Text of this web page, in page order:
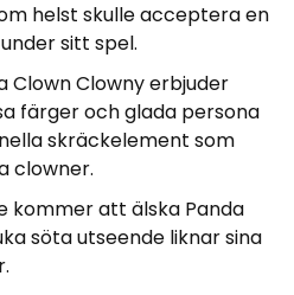
helst skulle acceptera en
sitt spel.
Clown Clowny erbjuder
färger och glada persona
skräckelement som
clowner.
kommer att älska Panda
söta utseende liknar sina